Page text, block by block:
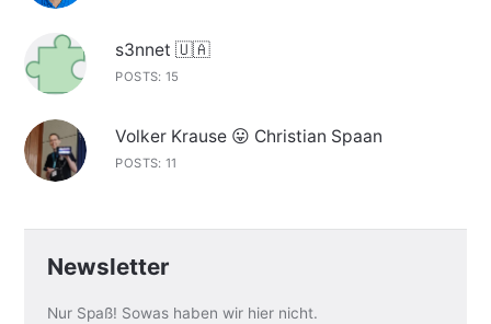
s3nnet 🇺🇦
POSTS: 15
Volker Krause 😛 Christian Spaan
POSTS: 11
Newsletter
Nur Spaß! Sowas haben wir hier nicht.